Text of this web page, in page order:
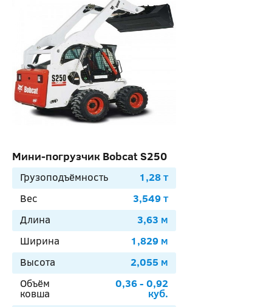
Мини-погрузчик Bobcat S250
Грузоподъёмность
1,28 т
Вес
3,549 т
Длина
3,63 м
Ширина
1,829 м
Высота
2,055 м
Объём
ковша
0,36 - 0,92
куб.